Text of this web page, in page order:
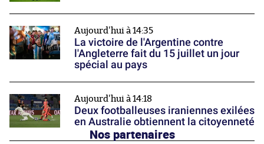
Aujourd'hui à 14:35
La victoire de l'Argentine contre
l'Angleterre fait du 15 juillet un jour
spécial au pays
Aujourd'hui à 14:18
Deux footballeuses iraniennes exilées
en Australie obtiennent la citoyenneté
Nos partenaires